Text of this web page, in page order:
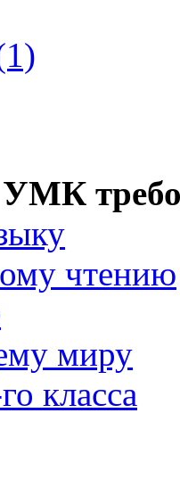
УМК
чтению
миру
класса